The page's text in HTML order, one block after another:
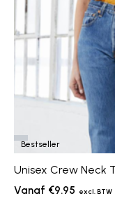
Bestseller
Unisex Crew Neck
€9.95